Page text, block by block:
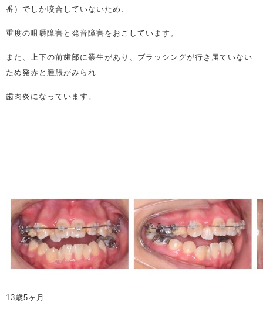
番）でしか咬合していないため、
重度の咀嚼障害と発音障害をおこしています。
また、上下の前歯部に叢生があり、ブラッシングが行き届ていない
ため発赤と腫脹がみられ
歯肉炎になっています。
13歳5ヶ月